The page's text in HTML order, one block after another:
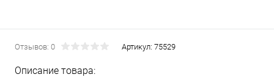
Отзывов: 0 Артикул: 75529
Описание товара: